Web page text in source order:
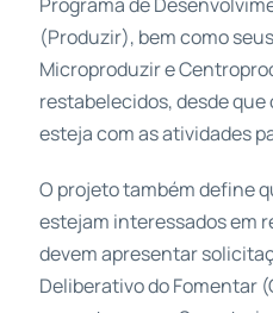
(Produzir), bem como
Microproduzir e
restabelecidos, desde
esteja com as atividades
O projeto também define
estejam interessados em
devem apresentar
Deliberativo do Fomentar